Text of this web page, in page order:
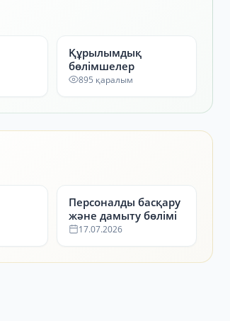
Құрылымдық
бөлімшелер
895 қаралым
Персоналды басқару
және дамыту бөлімі
17.07.2026